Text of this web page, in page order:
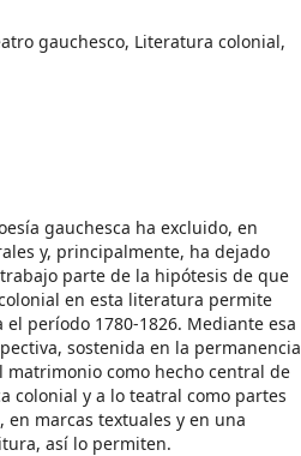
gauchesco, Literatura colonial,
gauchesca ha excluido, en
y, principalmente, ha dejado
parte de la hipótesis de que
en esta literatura permite
período 1780-1826. Mediante esa
sostenida en la permanencia
matrimonio como hecho central de
colonial y a lo teatral como partes
marcas textuales y en una
así lo permiten.